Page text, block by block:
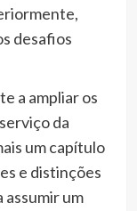
desafios
a ampliar os
da
um capítulo
e distinções
assumir um